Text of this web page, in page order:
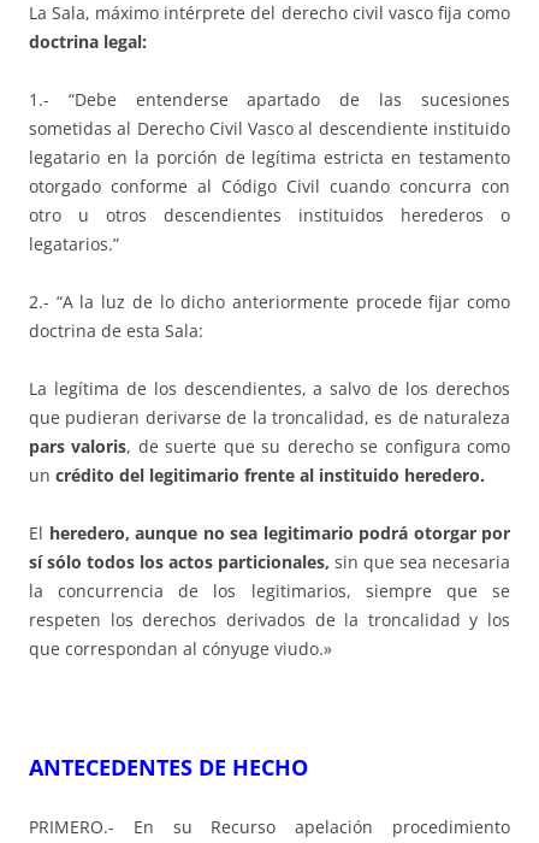
La Sala, máximo intérprete del derecho civil vasco fija como
doctrina legal:
1.- “Debe entenderse apartado de las sucesiones
sometidas al Derecho Civil Vasco al descendiente instituido
legatario en la porción de legítima estricta en testamento
otorgado conforme al Código Civil cuando concurra con
otro u otros descendientes instituidos herederos o
legatarios.”
2.- “A la luz de lo dicho anteriormente procede fijar como
doctrina de esta Sala:
La legítima de los descendientes, a salvo de los derechos
que pudieran derivarse de la troncalidad, es de naturaleza
pars valoris, de suerte que su derecho se configura como
un crédito del legitimario frente al instituido heredero.
El heredero, aunque no sea legitimario podrá otorgar por
sí sólo todos los actos particionales, sin que sea necesaria
la concurrencia de los legitimarios, siempre que se
respeten los derechos derivados de la troncalidad y los
que correspondan al cónyuge viudo.»
ANTECEDENTES DE HECHO
PRIMERO.- En su Recurso apelación procedimiento